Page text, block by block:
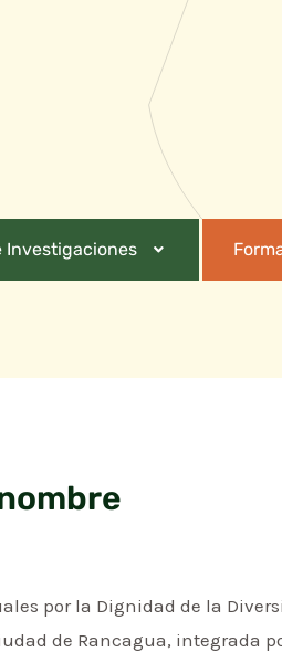
Investigaciones
por la Dignidad de la
de Rancagua, integrada